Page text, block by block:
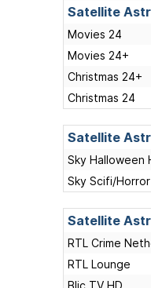
Satellite
Movies 24
Movies 24+
Christmas 24+
Christmas 24
Satellite
Sky Halloween
Sky Scifi/Horror
Satellite
RTL Crime
RTL Lounge
Blic TV HD